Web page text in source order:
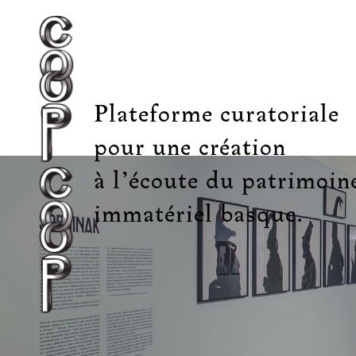
Plateforme curatoriale
pour une création
à l’écoute du
immatériel basque.